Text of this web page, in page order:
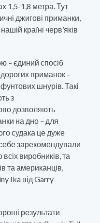
1,5-1,8 метра. Тут
джигові приманки,
країні черв’яків
– єдиний спосіб
приманок –
шнурів. Такі
з
дозволяють
на дно – для
судака це дуже
зарекомендували
виробників, та
та американців,
Ika від Garry
результати